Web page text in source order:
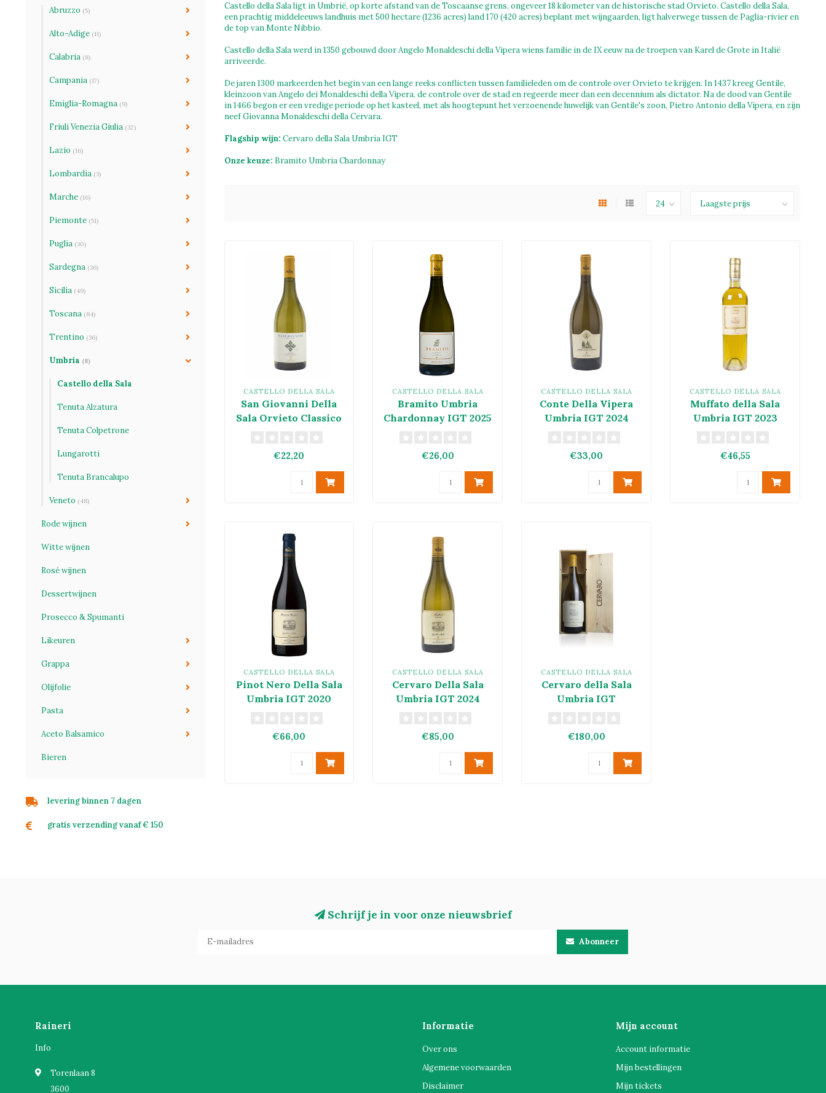
Abruzzo (5)
Alto-Adige (11)
Calabria (8)
Campania (17)
Emiglia-Romagna (9)
Friuli Venezia Giulia (32)
Lazio (16)
Lombardia (3)
Marche (16)
Piemonte (51)
Puglia (30)
Sardegna (36)
Sicilia (49)
Toscana (84)
Trentino (36)
Umbria (8)
Castello della Sala
Tenuta Alzatura
Tenuta Colpetrone
Lungarotti
Tenuta Brancalupo
Veneto (48)
Rode wijnen
Witte wijnen
Rosé wijnen
Dessertwijnen
Prosecco & Spumanti
Likeuren
Grappa
Olijfolie
Pasta
Aceto Balsamico
Bieren
levering binnen 7 dagen
gratis verzending vanaf € 150
Castello della Sala ligt in Umbrië, op korte afstand van de Toscaanse grens, ongeveer 18 kilometer van de historische stad Orvieto. Castello della Sala,
een prachtig middeleeuws landhuis met 500 hectare (1236 acres) land 170 (420 acres) beplant met wijngaarden, ligt halverwege tussen de Paglia-rivier en
de top van Monte Nibbio.
Castello della Sala werd in 1350 gebouwd door Angelo Monaldeschi della Vipera wiens familie in de IX eeuw na de troepen van Karel de Grote in Italië
arriveerde.
De jaren 1300 markeerden het begin van een lange reeks conflicten tussen familieleden om de controle over Orvieto te krijgen. In 1437 kreeg Gentile,
kleinzoon van Angelo dei Monaldeschi della Vipera, de controle over de stad en regeerde meer dan een decennium als dictator. Na de dood van Gentile
in 1466 begon er een vredige periode op het kasteel, met als hoogtepunt het verzoenende huwelijk van Gentile's zoon, Pietro Antonio della Vipera, en zijn
neef Giovanna Monaldeschi della Cervara.
Flagship wijn: Cervaro della Sala Umbria IGT
Onze keuze: Bramito Umbria Chardonnay
CASTELLO DELLA SALA
San Giovanni Della
Sala Orvieto Classico
€22,20
CASTELLO DELLA SALA
Bramito Umbria
Chardonnay IGT 2025
€26,00
CASTELLO DELLA SALA
Conte Della Vipera
Umbria IGT 2024
€33,00
CASTELLO DELLA SALA
Muffato della Sala
Umbria IGT 2023
€46,55
CASTELLO DELLA SALA
Pinot Nero Della Sala
Umbria IGT 2020
€66,00
CASTELLO DELLA SALA
Cervaro Della Sala
Umbria IGT 2024
€85,00
CASTELLO DELLA SALA
Cervaro della Sala
Umbria IGT
€180,00
Schrijf je in voor onze nieuwsbrief
Abonneer
Raineri
Info
Torenlaan 8
3600
Informatie
Over ons
Algemene voorwaarden
Disclaimer
Mijn account
Account informatie
Mijn bestellingen
Mijn tickets